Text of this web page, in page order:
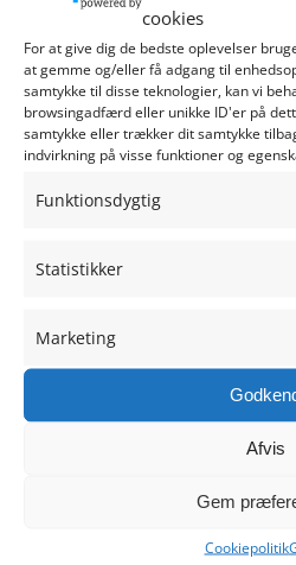
cookies
For at give dig de bedste oplevelser
at gemme og/eller få adgang til
samtykke til disse teknologier, kan vi
browsingadfærd eller unikke ID'er på
samtykke eller trækker dit samtykke
indvirkning på visse funktioner og
Funktionsdygtig
Statistikker
Marketing
Afvis
Gem
Cookiepolitik
februar 2025
januar 2025
december 2024
juli 2024